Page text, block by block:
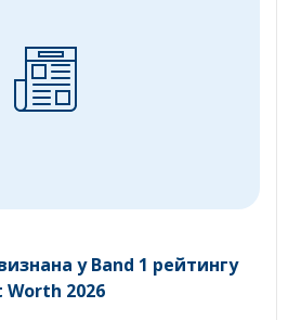
у Band 1 рейтингу
2026